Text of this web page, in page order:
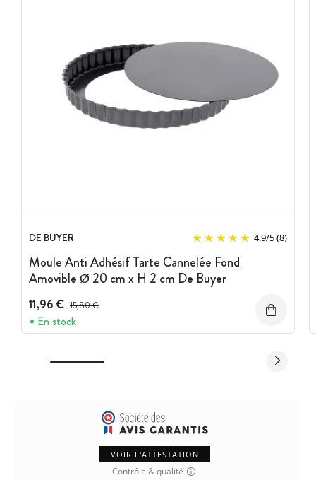
DE BUYER 4.9/5(8)
Moule Anti Adhésif Tarte Cannelée Fond
Amovible Ø 20 cm x H 2 cm De Buyer
11,96 € Prix avant réduction :
15,80 €
En stock
VOIR L'ATTESTATION
Contrôle & qualité